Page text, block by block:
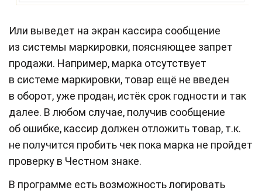
Или выведет на экран кассира сообщение
из системы маркировки, поясняющее запрет
продажи. Например, марка отсутствует
в системе маркировки, товар ещё не введен
в оборот, уже продан, истёк срок годности и так
далее. В любом случае, получив сообщение
об ошибке, кассир должен отложить товар, т.к.
не получится пробить чек пока марка не пройдет
проверку в Честном знаке.
В программе есть возможность логировать